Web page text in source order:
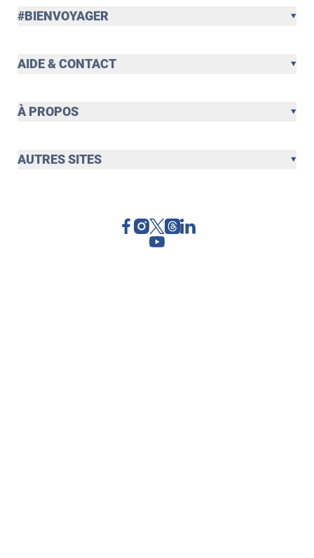
#BIENVOYAGER
AIDE & CONTACT
À PROPOS
AUTRES SITES